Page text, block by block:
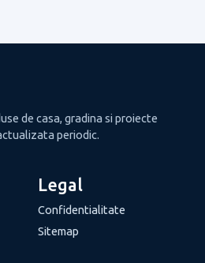
de casa, gradina si proiecte
periodic.
Legal
Confidentialitate
Sitemap